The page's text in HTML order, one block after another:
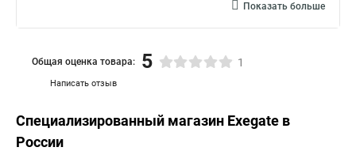
Показать больше
Написать отзыв
Общая оценка товара: 5 1
Специализированный магазин Exegate в
России